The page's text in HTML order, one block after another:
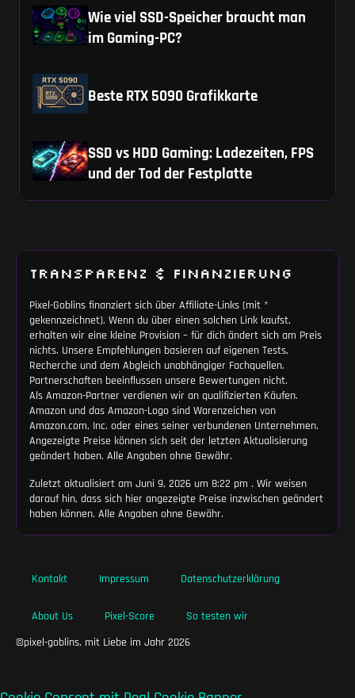
Wie viel SSD-Speicher braucht man
im Gaming-PC?
Beste RTX 5090 Grafikkarte
SSD vs HDD Gaming: Ladezeiten, FPS
und der Tod der Festplatte
TRANSPARENZ & FINANZIERUNG
Pixel-Goblins finanziert sich über Affiliate-Links (mit *
gekennzeichnet). Wenn du über einen solchen Link kaufst,
erhalten wir eine kleine Provision – für dich ändert sich am Preis
nichts. Unsere Empfehlungen basieren auf eigenen Tests,
Recherche und dem Abgleich unabhängiger Fachquellen.
Partnerschaften beeinflussen unsere Bewertungen nicht.
Als Amazon-Partner verdienen wir an qualifizierten Käufen.
Amazon und das Amazon-Logo sind Warenzeichen von
Amazon.com, Inc. oder eines seiner verbundenen Unternehmen.
Angezeigte Preise können sich seit der letzten Aktualisierung
geändert haben. Alle Angaben ohne Gewähr.
Zuletzt aktualisiert am Juni 9, 2026 um 8:22 pm . Wir weisen
darauf hin, dass sich hier angezeigte Preise inzwischen geändert
haben können. Alle Angaben ohne Gewähr.
©pixel-goblins, mit Liebe im Jahr 2026
Kontakt Impressum Datenschutzerklärung
About Us Pixel-Score So testen wir